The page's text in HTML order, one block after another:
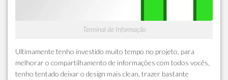
Terminal de Informação
Ultimamente tenho investido muito tempo no projeto, para
melhorar o compartilhamento de informações com todos vocês,
tenho tentado deixar o design mais clean, trazer bastante